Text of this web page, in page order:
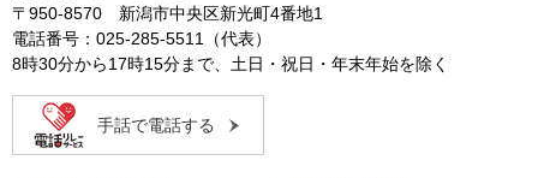
〒950-8570 新潟市中央区新光町4番地1
電話番号：025-285-5511（代表）
8時30分から17時15分まで、土日・祝日・年末年始を除く
手話で電話する